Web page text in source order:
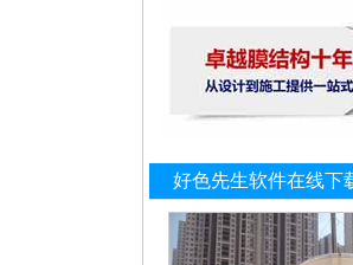
好色先生软件在线下